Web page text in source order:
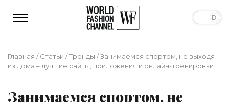
Главная /Статьи /Тренды /Занимаемся спортом, не выходя
из дома – лучшие сайты, приложения и онлайн-тренировки
Занимаемся спортом, не